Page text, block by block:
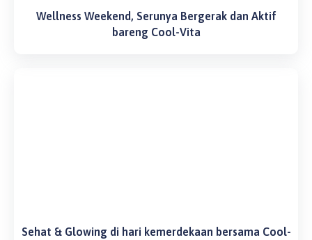
Wellness Weekend, Serunya Bergerak dan Aktif
bareng Cool-Vita
Sehat & Glowing di hari kemerdekaan bersama Cool-